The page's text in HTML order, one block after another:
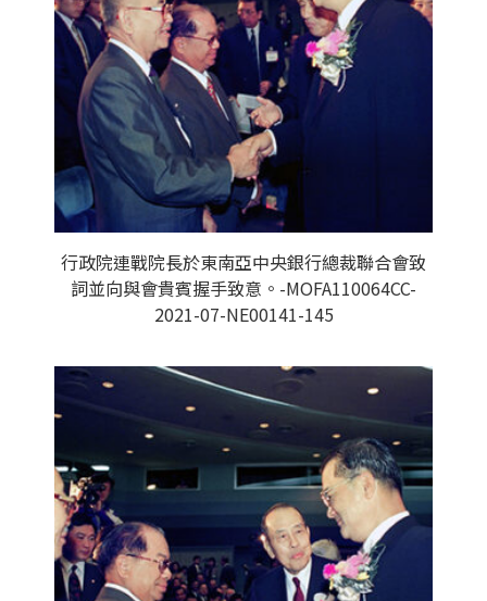
行政院連戰院長於東南亞中央銀行總裁聯合會致
詞並向與會貴賓握手致意。-MOFA110064CC-
2021-07-NE00141-145